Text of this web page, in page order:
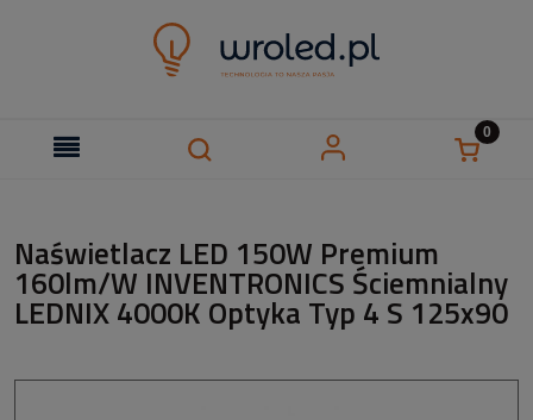
Naświetlacz LED 150W Premium
160lm/W INVENTRONICS Ściemnialny
LEDNIX 4000K Optyka Typ 4 S 125x90